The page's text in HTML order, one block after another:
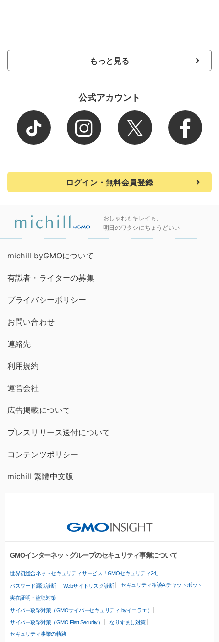
もっと見る
公式アカウント
ログイン・無料会員登録
おしゃれもキレイも、
明日のワタシにちょうどいい
michill byGMOについて
有識者・ライターの募集
プライバシーポリシー
お問い合わせ
連絡先
利用規約
運営会社
広告掲載について
プレスリリース送付について
コンテンツポリシー
michill 繁體中文版
GMOインターネットグループのセキュリティ事業について
世界初総合ネットセキュリティサービス「GMOセキュリティ24」
パスワード漏洩診断 Webサイトリスク診断 セキュリティ相談AIチャットボット
実在証明・盗聴対策
サイバー攻撃対策（GMOサイバーセキュリティ byイエラエ）
サイバー攻撃対策（GMO Flatt Security）
なりすまし対策
セキュリティ事業の軌跡